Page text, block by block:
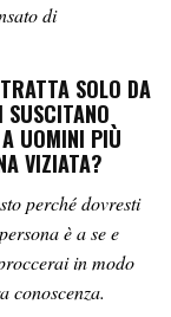
di
SOLO DA
UOMINI PIÙ
VIZIATA?
perché dovresti
è a se e
in modo
conoscenza.